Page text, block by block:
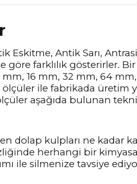
Eskitme, Antik Sarı,
farklılık gösterirler.
16 mm, 32 mm, 64
ile fabrikada üretim
aşağıda bulunan
dolap kulpları ne kadar
herhangi bir
ile silmenize tavsiye